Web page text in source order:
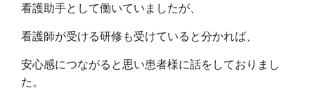
看護助手として働いていましたが、
看護師が受ける研修も受けていると分かれば、
安心感につながると思い患者様に話をしておりまし
た。